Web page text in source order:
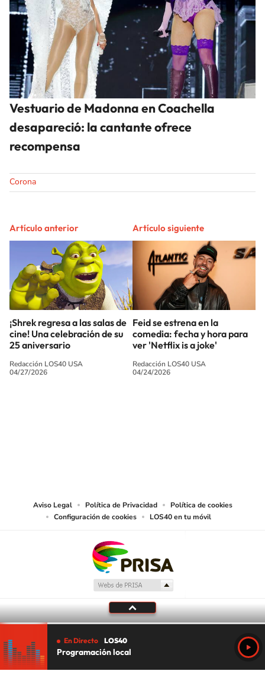
Vestuario de Madonna en Coachella
desapareció: la cantante ofrece
recompensa
Corona
Artículo anterior
¡Shrek regresa a las salas de
cine! Una celebración de su
25 aniversario
Redacción LOS40 USA
04/27/2026
Artículo siguiente
Feid se estrena en la
comedia: fecha y hora para
ver 'Netflix is a joke'
Redacción LOS40 USA
04/24/2026
Aviso Legal Política de Privacidad
Política de cookies
Configuración de cookies
LOS40 en tu móvil
En Directo LOS40
Programación local